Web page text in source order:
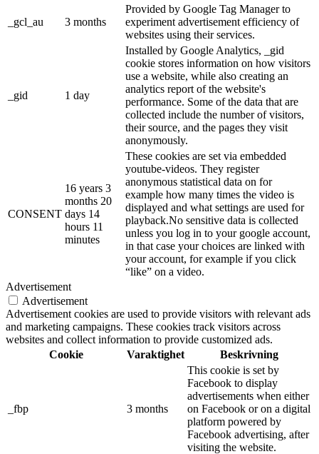
_gcl_au 3 months
Provided by Google Tag Manager to
experiment advertisement efficiency of
websites using their services.
_gid 1 day
Installed by Google Analytics, _gid
cookie stores information on how visitors
use a website, while also creating an
analytics report of the website's
performance. Some of the data that are
collected include the number of visitors,
their source, and the pages they visit
anonymously.
CONSENT
16 years 3
months 20
days 14
hours 11
minutes
These cookies are set via embedded
youtube-videos. They register
anonymous statistical data on for
example how many times the video is
displayed and what settings are used for
playback.No sensitive data is collected
unless you log in to your google account,
in that case your choices are linked with
your account, for example if you click
“like” on a video.
Advertisement
Advertisement
Advertisement cookies are used to provide visitors with relevant ads
and marketing campaigns. These cookies track visitors across
websites and collect information to provide customized ads.
Cookie
Varaktighet Beskrivning
_fbp 3 months
This cookie is set by
Facebook to display
advertisements when either
on Facebook or on a digital
platform powered by
Facebook advertising, after
visiting the website.